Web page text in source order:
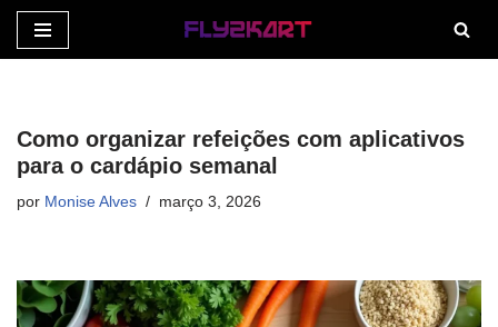
Pular
conteúdo
Como organizar refeições com aplicativos
para o cardápio semanal
por Monise Alves março 3, 2026